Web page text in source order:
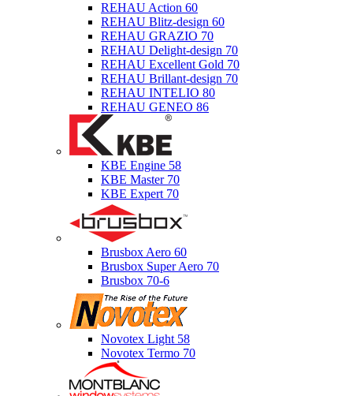
REHAU Action 60
REHAU Blitz-design 60
REHAU GRAZIO 70
REHAU Delight-design 70
REHAU Excellent Gold 70
REHAU Brillant-design 70
REHAU INTELIO 80
REHAU GENEO 86
KBE Engine 58
KBE Master 70
KBE Expert 70
Brusbox Aero 60
Brusbox Super Aero 70
Brusbox 70-6
Novotex Light 58
Novotex Termo 70